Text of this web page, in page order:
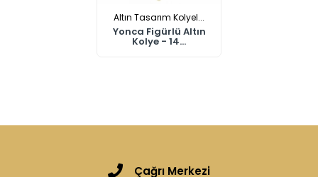
Altın Tasarım Kolyel...
Yonca Figürlü Altın
Kolye - 14...
Çağrı Merkezi